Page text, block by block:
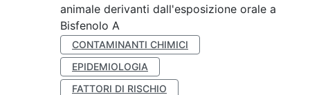
animale derivanti dall'esposizione orale a
Bisfenolo A
CONTAMINANTI CHIMICI
EPIDEMIOLOGIA
FATTORI DI RISCHIO